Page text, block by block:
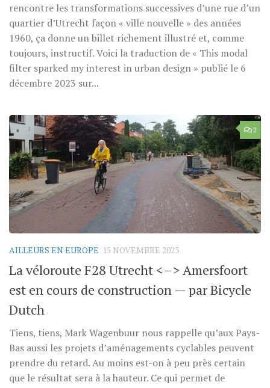
rencontre les transformations successives d’une rue d’un
quartier d’Utrecht façon « ville nouvelle » des années
1960, ça donne un billet richement illustré et, comme
toujours, instructif. Voici la traduction de « This modal
filter sparked my interest in urban design » publié le 6
décembre 2023 sur...
2
AILLEURS EN EUROPE 15 NOVEMBRE 2023
La véloroute F28 Utrecht <–> Amersfoort
est en cours de construction — par Bicycle
Dutch
Tiens, tiens, Mark Wagenbuur nous rappelle qu’aux Pays-
Bas aussi les projets d’aménagements cyclables peuvent
prendre du retard. Au moins est-on à peu près certain
que le résultat sera à la hauteur. Ce qui permet de